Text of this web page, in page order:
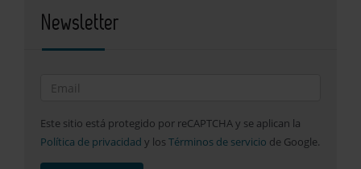
Newsletter
Este sitio está protegido por reCAPTCHA y se aplican la
Política de privacidad y los Términos de servicio de Google.